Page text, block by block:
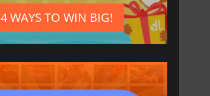
4 WAYS TO WIN BIG!